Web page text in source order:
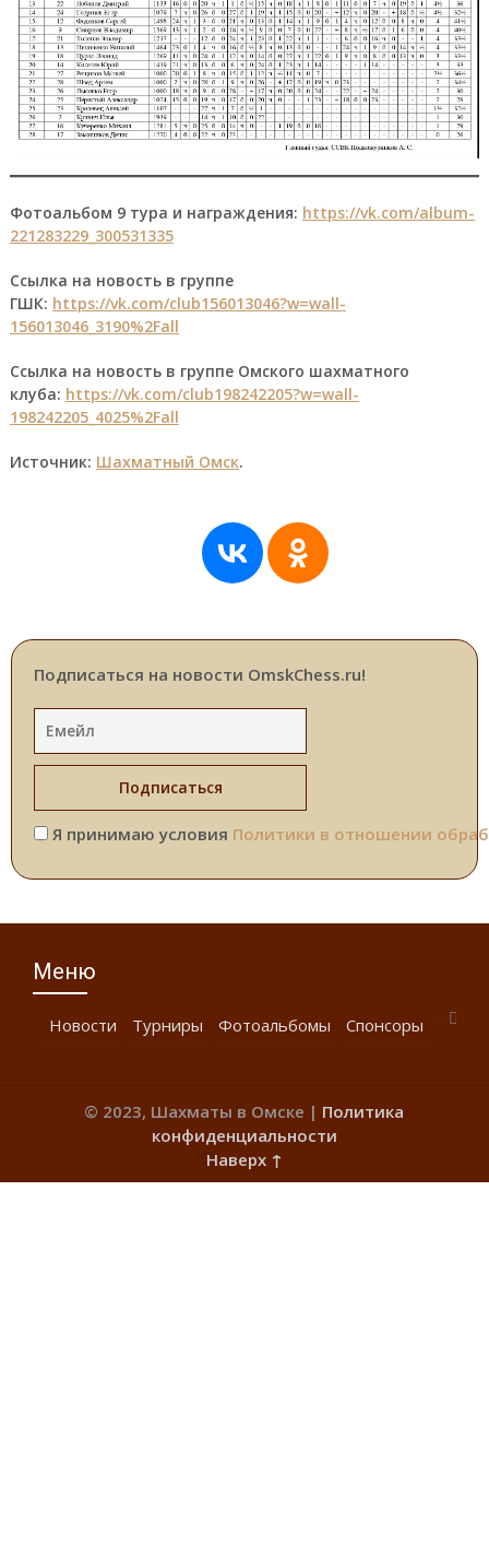
Фотоальбом 9 тура и награждения: https://vk.com/album-
221283229_300531335
Ссылка на новость в группе
ГШК: https://vk.com/club156013046?w=wall-
156013046_3190%2Fall
Ссылка на новость в группе Омского шахматного
клуба: https://vk.com/club198242205?w=wall-
198242205_4025%2Fall
Источник: Шахматный Омск.
Подписаться на новости OmskChess.ru!
Я принимаю условия Политики в отношении
Меню
Новости Турниры Фотоальбомы Спонсоры
© 2023, Шахматы в Омске | Политика
конфиденциальности
Наверх ↑